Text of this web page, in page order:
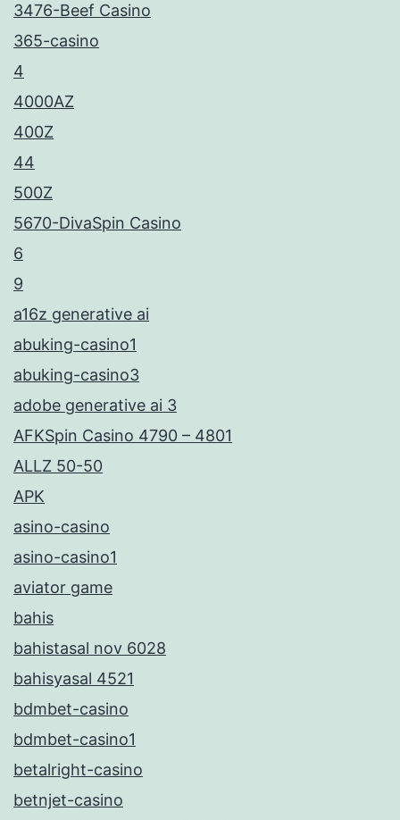
3476-Beef Casino
365-casino
4
4000AZ
400Z
44
500Z
5670-DivaSpin Casino
6
9
a16z generative ai
abuking-casino1
abuking-casino3
adobe generative ai 3
AFKSpin Casino 4790 – 4801
ALLZ 50-50
APK
asino-casino
asino-casino1
aviator game
bahis
bahistasal nov 6028
bahisyasal 4521
bdmbet-casino
bdmbet-casino1
betalright-casino
betnjet-casino